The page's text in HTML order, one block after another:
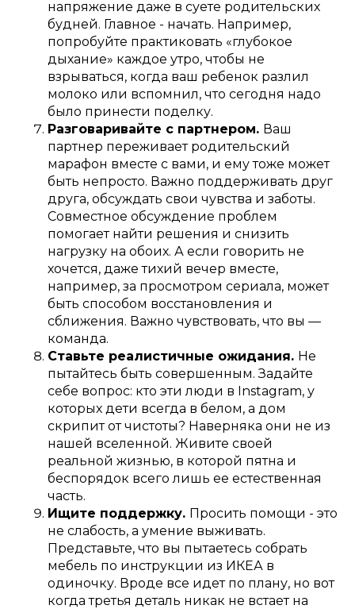
напряжение даже в суете родительских
будней. Главное - начать. Например,
попробуйте практиковать «глубокое
дыхание» каждое утро, чтобы не
взрываться, когда ваш ребенок разлил
молоко или вспомнил, что сегодня надо
было принести поделку.
Разговаривайте с партнером. Ваш
партнер переживает родительский
марафон вместе с вами, и ему тоже может
быть непросто. Важно поддерживать друг
друга, обсуждать свои чувства и заботы.
Совместное обсуждение проблем
помогает найти решения и снизить
нагрузку на обоих. А если говорить не
хочется, даже тихий вечер вместе,
например, за просмотром сериала, может
быть способом восстановления и
сближения. Важно чувствовать, что вы —
команда.
Ставьте реалистичные ожидания. Не
пытайтесь быть совершенным. Задайте
себе вопрос: кто эти люди в Instagram, у
которых дети всегда в белом, а дом
скрипит от чистоты? Наверняка они не из
нашей вселенной. Живите своей
реальной жизнью, в которой пятна и
беспорядок всего лишь ее естественная
часть.
Ищите поддержку. Просить помощи - это
не слабость, а умение выживать.
Представьте, что вы пытаетесь собрать
мебель по инструкции из ИКЕА в
одиночку. Вроде все идет по плану, но вот
когда третья деталь никак не встает на